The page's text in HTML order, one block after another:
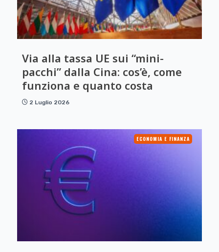
Via alla tassa UE sui “mini-
pacchi” dalla Cina: cos’è, come
funziona e quanto costa
2 Luglio 2026
ECONOMIA E FINANZA